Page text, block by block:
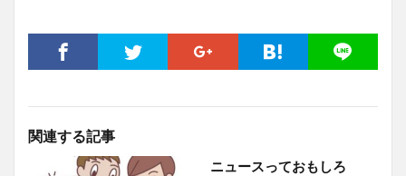
関連する記事
ニュースっておもしろ